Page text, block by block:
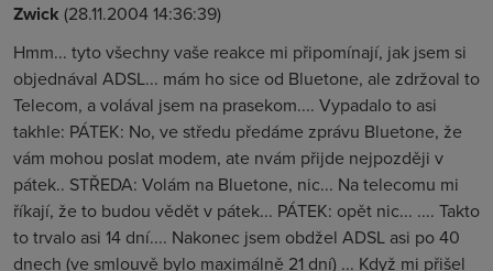
Zwick (28.11.2004 14:36:39)
Hmm... tyto všechny vaše reakce mi připomínají, jak jsem si
objednával ADSL... mám ho sice od Bluetone, ale zdržoval to
Telecom, a volával jsem na prasekom.... Vypadalo to asi
takhle: PÁTEK: No, ve středu předáme zprávu Bluetone, že
vám mohou poslat modem, ate nvám přijde nejpozději v
pátek.. STŘEDA: Volám na Bluetone, nic... Na telecomu mi
říkají, že to budou vědět v pátek... PÁTEK: opět nic... .... Takto
to trvalo asi 14 dní.... Nakonec jsem obdžel ADSL asi po 40
dnech (ve smlouvě bylo maximálně 21 dní) ... Když mi přišel